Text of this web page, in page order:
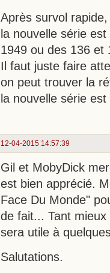
Après survol
la nouvelle série
1949 ou des 136 et
Il faut juste faire
on peut trouver la
la nouvelle série
12-04-2015 14:57:39
Gil et MobyDick
est bien apprécié.
Face Du Monde"
de fait... Tant
sera utile à
Salutations.